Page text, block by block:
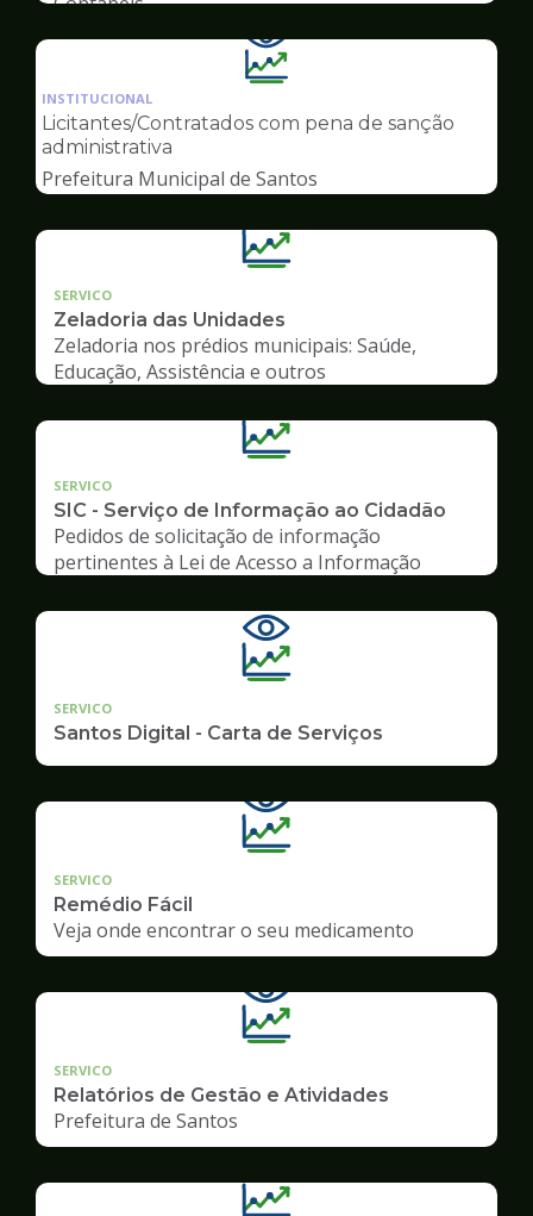
Ilustração
da
pagina
Transparência
INSTITUCIONAL
Licitantes/Contratados com pena de sanção
administrativa
Prefeitura Municipal de Santos
SERVICO
Zeladoria das Unidades
Zeladoria nos prédios municipais: Saúde,
Educação, Assistência e outros
SERVICO
SIC - Serviço de Informação ao Cidadão
Pedidos de solicitação de informação
pertinentes à Lei de Acesso a Informação
SERVICO
Santos Digital - Carta de Serviços
SERVICO
Remédio Fácil
Veja onde encontrar o seu medicamento
SERVICO
Relatórios de Gestão e Atividades
Prefeitura de Santos